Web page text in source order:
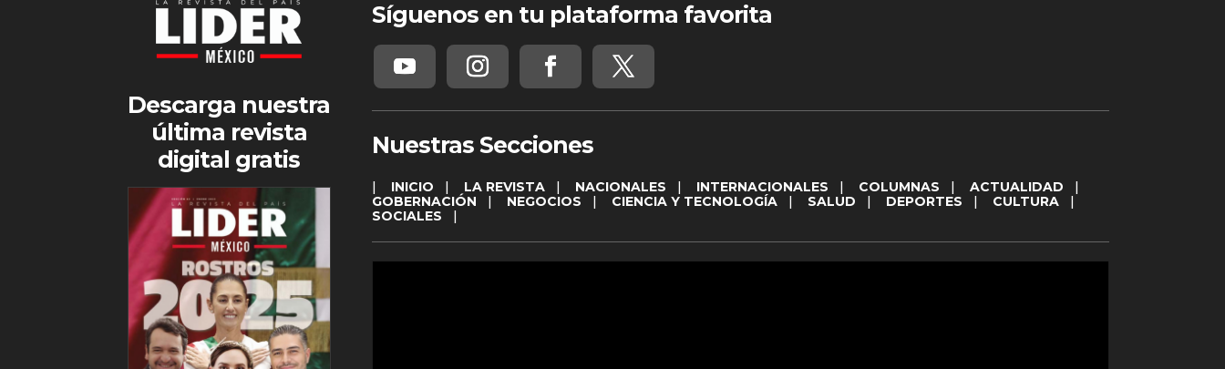
Descarga nuestra
última revista
digital gratis
Síguenos en tu plataforma favorita
Nuestras Secciones
INICIO LA REVISTA| NACIONALES INTERNACIONALES COLUMNAS ACTUALIDAD
GOBERNACIÓN
NEGOCIOS CIENCIA Y TECNOLOGÍA| SALUD DEPORTES CULTURA|
SOCIALES